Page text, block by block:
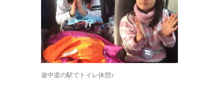
途中道の駅でトイレ休憩♪